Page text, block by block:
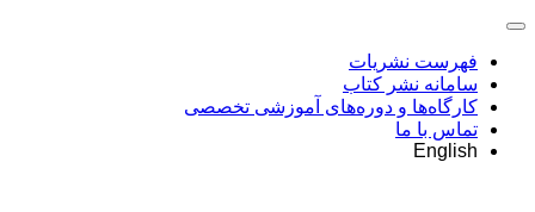
فهرست نشریات
سامانه نشر کتاب
کارگاه‌ها و دوره‌های آموزشی تخصصی
تماس با ما
English